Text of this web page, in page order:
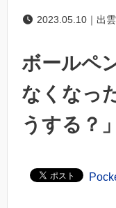
2023.05.10｜出
ボールペ
なくなっ
うする？」